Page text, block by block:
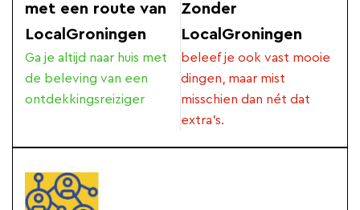
met een route van
LocalGroningen
Ga je altijd naar huis met
de beleving van een
ontdekkingsreiziger
Zonder
LocalGroningen
beleef je ook vast mooie
dingen, maar mist
misschien dan nét dat
extra's.